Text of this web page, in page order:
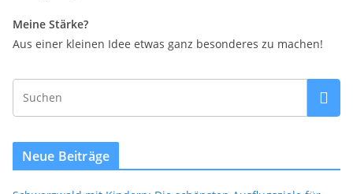
Meine Stärke?
Aus einer kleinen Idee etwas ganz besonderes zu machen!
Neue Beiträge